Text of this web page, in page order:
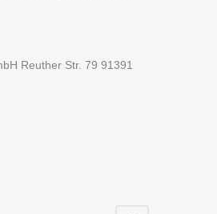
Reuther Str. 79 91391